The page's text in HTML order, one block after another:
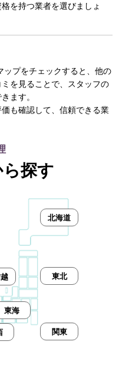
を持つ業者を選びましょ
ップをチェックすると、他の
を見ることで、スタッフの
ます。
も確認して、信頼できる業
探す
北海道
東北
東海
関東